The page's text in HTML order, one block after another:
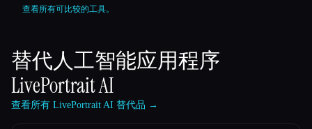
查看所有可比较的工具。
替代人工智能应用程序
LivePortrait AI
查看所有 LivePortrait AI 替代品 →